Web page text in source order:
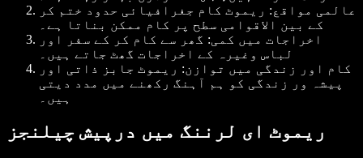
عالمی مواقع: ریموٹ کام جغرافیائی حدود ختم کر
کے بین الاقوامی سطح پر کام ممکن بناتا ہے۔
اخراجات میں کمی: گھر سے کام کر کے سفر اور
لباس وغیرہ کے اخراجات گھٹ جاتے ہیں۔
کام اور زندگی میں توازن: ریموٹ جابز ذاتی اور
پیشہ ور زندگی کو ہم آہنگ رکھنے میں مدد دیتی
ہیں۔
ریموٹ ای لرننگ میں درپیش چیلنجز